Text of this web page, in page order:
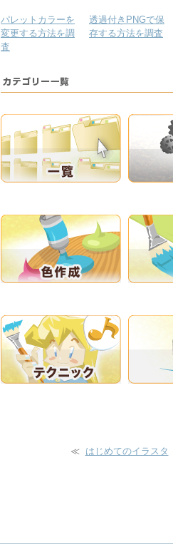
パレットカラーを
変更する方法を調
査
透過付きPNGで保
存する方法を調査
≪ はじめてのイラスタ